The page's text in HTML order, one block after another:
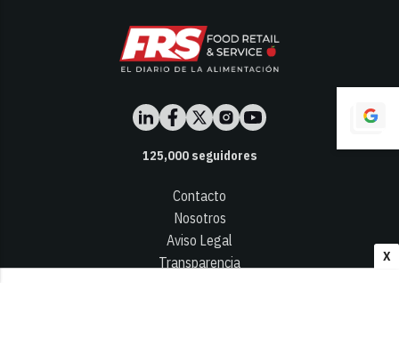
X
125,000seguidores
Contacto
Nosotros
Aviso Legal
Transparencia